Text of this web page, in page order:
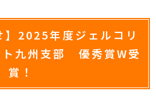
】2025年度ジェルコリ
ト九州支部 優秀賞W受
賞！